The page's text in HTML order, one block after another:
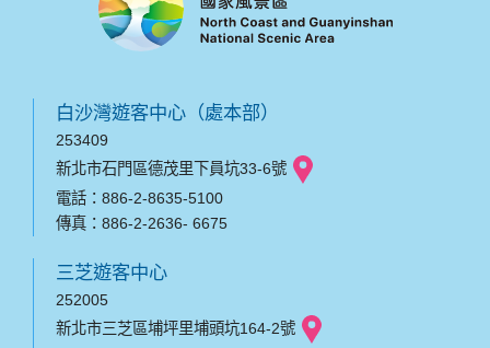
白沙灣遊客中心（處本部）
253409
新北市石門區德茂里下員坑33-6號
電話：886-2-8635-5100
傳真：886-2-2636- 6675
三芝遊客中心
252005
新北市三芝區埔坪里埔頭坑164-2號